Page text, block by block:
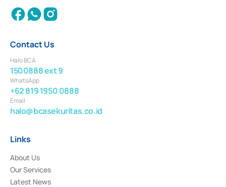
Contact Us
Halo BCA
1500888 ext 9
WhatsApp
+62 819 1950 0888
Email
halo@bcasekuritas.co.id
Links
About Us
Our Services
Latest News